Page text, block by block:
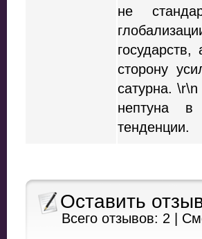
не
сторону
сатурна.
нептуна в
тенденции.
Оставить
Всего отзывов: 2 |